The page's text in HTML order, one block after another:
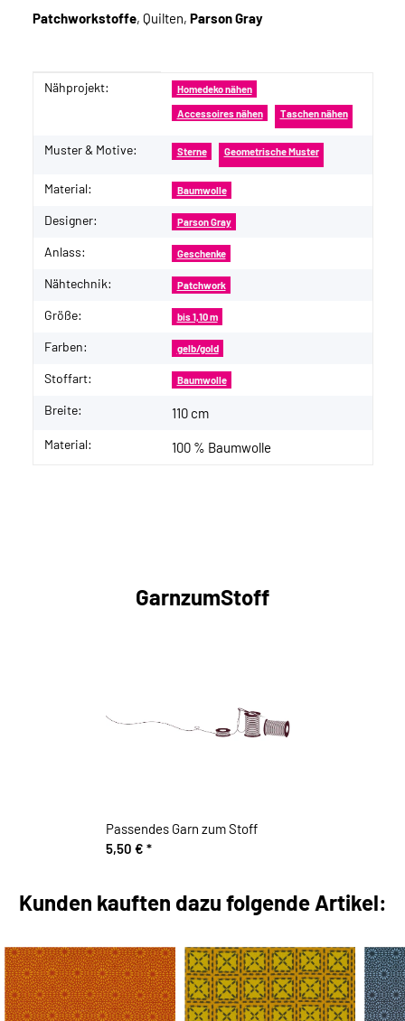
Patchworkstoffe, Quilten, Parson Gray
Produkteigenschaft
Wert
Nähprojekt: Homedeko nähen
Accessoires nähen Taschen nähen
Muster & Motive: Sterne Geometrische Muster
Material: Baumwolle
Designer: Parson Gray
Anlass: Geschenke
Nähtechnik: Patchwork
Größe: bis 1,10 m
Farben: gelb/gold
Stoffart: Baumwolle
Breite: 110 cm
Material: 100 % Baumwolle
GarnzumStoff
Passendes Garn zum Stoff
5,50 € *
Kunden kauften dazu folgende Artikel: